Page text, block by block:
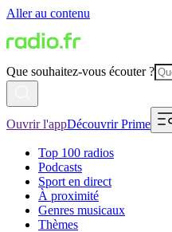
Aller au contenu
Que souhaitez-vous écouter ?
Ouvrir l'appDécouvrir Prime
Top 100 radios
Podcasts
Sport en direct
À proximité
Genres musicaux
Thèmes